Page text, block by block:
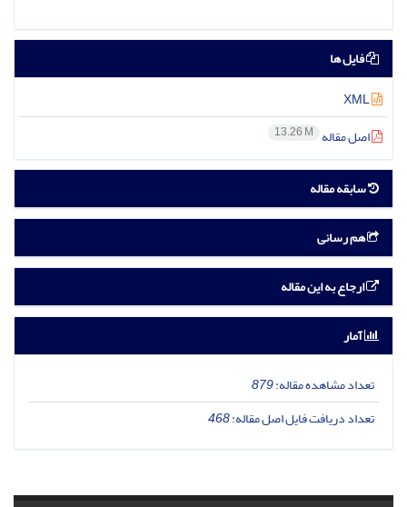
فایل ها
اصل مقاله 13.26 M
سابقه مقاله
هم رسانی
ارجاع به این مقاله
آمار
تعداد مشاهده مقاله:879
تعداد دریافت فایل اصل مقاله:468